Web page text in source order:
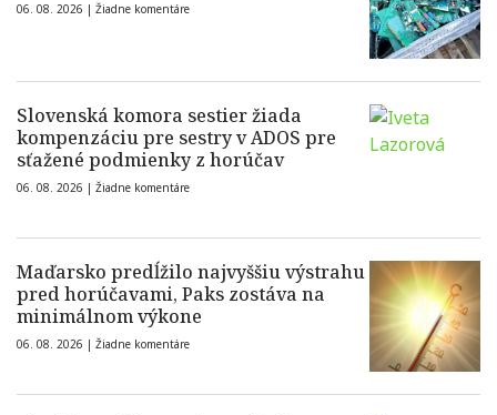
06. 08. 2026 | Žiadne komentáre
Slovenská komora sestier žiada
kompenzáciu pre sestry v ADOS pre
sťažené podmienky z horúčav
06. 08. 2026 | Žiadne komentáre
Maďarsko predĺžilo najvyššiu výstrahu
pred horúčavami, Paks zostáva na
minimálnom výkone
06. 08. 2026 | Žiadne komentáre